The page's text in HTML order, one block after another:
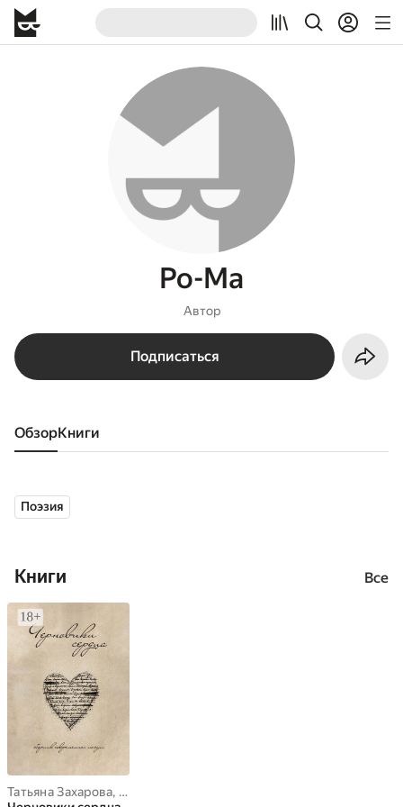
Ро-Ма
Автор
Подписаться
Обзор книги
Поэзия
Книги Все
Татьяна Захарова, Екатерина Павлова